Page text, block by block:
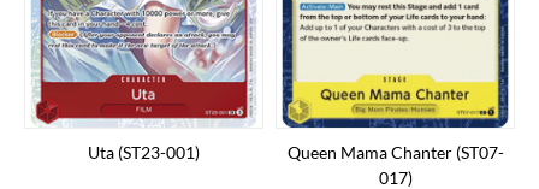
Uta (ST23-001)
Queen Mama Chanter (ST07-
017)